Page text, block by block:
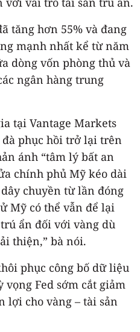
tăng hơn 55% và đang
mạnh nhất kể từ năm
dòng vốn phòng thủ và
ngân hàng trung
tại Vantage Markets
phục hồi trở lại trên
ánh “tâm lý bất an
chính phủ Mỹ kéo dài
chuyền từ lần đóng
Mỹ có thể vẫn để lại
ẩn đối với vàng dù
thiện,” bà nói.
phục công bố dữ liệu
Fed sớm cắt giảm
lợi cho vàng – tài sản